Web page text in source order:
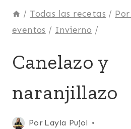
/ Todas las recetas /
eventos / Invierno /
|
CÓCTELES
TRAGOS
Canelazo y
naranjillazo
Por Layla Pujol
Publicada